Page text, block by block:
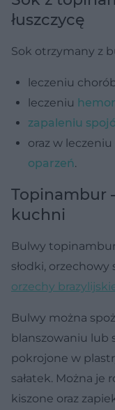
łuszczycę
Sok otrzymany z
leczeniu
leczeniu
zapaleniu
oraz w leczeniu
oparzeń.
Topinambur
kuchni
Bulwy
słodki,
orzechy
Bulwy można
blanszowaniu lub
pokrojone w
sałatek. Można je
kiszone oraz